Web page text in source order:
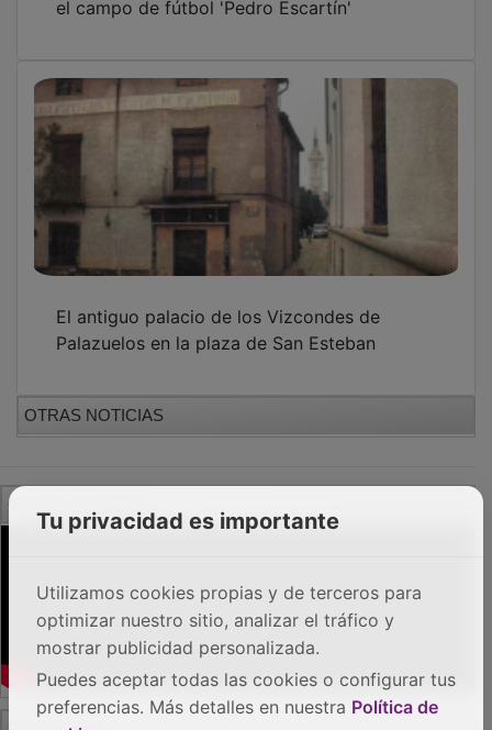
PUBLICIDAD
Tu privacidad es importante
Utilizamos cookies propias y de terceros para
optimizar nuestro sitio, analizar el tráfico y
mostrar publicidad personalizada.
Puedes aceptar todas las cookies o configurar tus
preferencias. Más detalles en nuestra Política de